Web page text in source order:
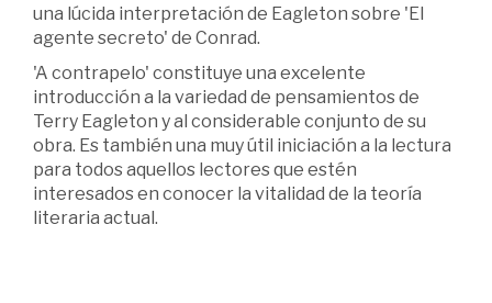
una lúcida interpretación de Eagleton sobre 'El
agente secreto' de Conrad.
'A contrapelo' constituye una excelente
introducción a la variedad de pensamientos de
Terry Eagleton y al considerable conjunto de su
obra. Es también una muy útil iniciación a la lectura
para todos aquellos lectores que estén
interesados en conocer la vitalidad de la teoría
literaria actual.